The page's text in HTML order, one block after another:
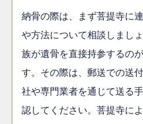
納骨の際は、まず菩提寺に
や方法について相談しまし
族が遺骨を直接持参するの
す。その際は、郵送での送
社や専門業者を通じて送る
認してください。菩提寺に